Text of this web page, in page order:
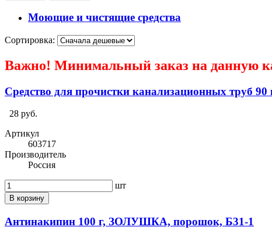
Моющие и чистящие средства
Сортировка:
Важно! Минимальный заказ на данную
Средство для прочистки канализационных
28 руб.
Артикул
603717
Производитель
Россия
шт
В корзину
Антинакипин 100 г, ЗОЛУШКА, порошок, Б31-1